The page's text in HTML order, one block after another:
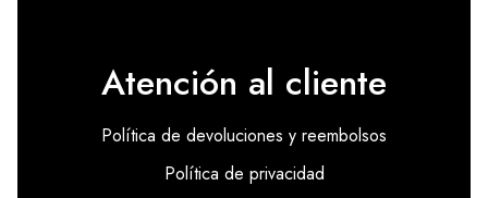
Atención al cliente
Política de devoluciones y reembolsos
Política de privacidad